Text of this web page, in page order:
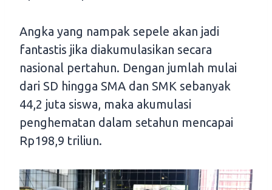
Angka yang nampak sepele akan jadi
fantastis jika diakumulasikan secara
nasional pertahun. Dengan jumlah mulai
dari SD hingga SMA dan SMK sebanyak
44,2 juta siswa, maka akumulasi
penghematan dalam setahun mencapai
Rp198,9 triliun.